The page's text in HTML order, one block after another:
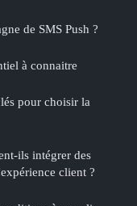
de SMS Push ?
à connaitre
pour choisir la
ils intégrer des
client ?